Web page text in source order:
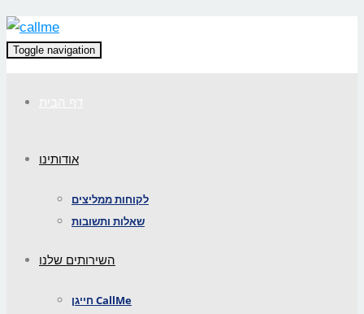
Toggle navigation
אודותינו
לקוחות ממליצים
שאלות ותשובות
השירותים שלנו
חייגן CallMe